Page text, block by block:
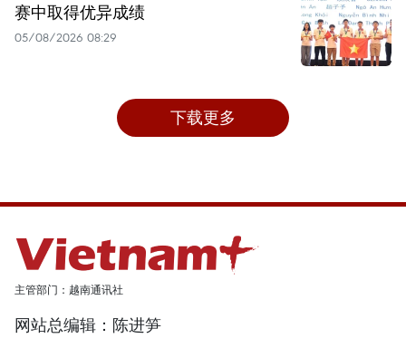
赛中取得优异成绩
05/08/2026 08:29
下载更多
主管部门：越南通讯社
网站总编辑：陈进笋